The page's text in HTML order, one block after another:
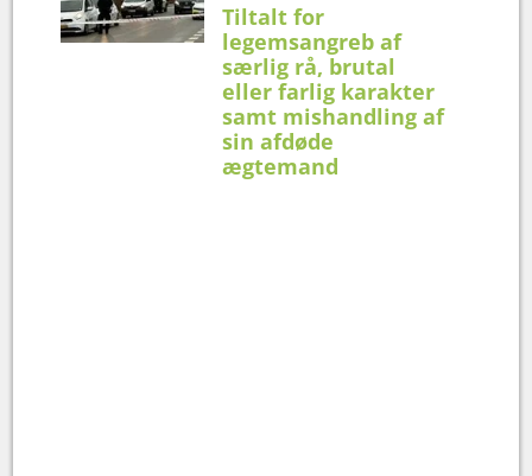
Tiltalt for
legemsangreb af
særlig rå, brutal
eller farlig karakter
samt mishandling af
sin afdøde
ægtemand